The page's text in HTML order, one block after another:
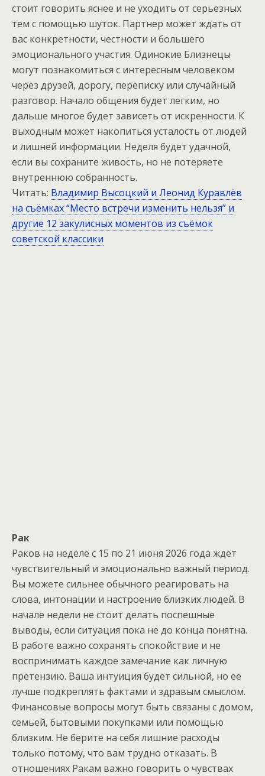
стоит говорить яснее и не уходить от серьезных
тем с помощью шуток. Партнер может ждать от
вас конкретности, честности и большего
эмоционального участия. Одинокие Близнецы
могут познакомиться с интересным человеком
через друзей, дорогу, переписку или случайный
разговор. Начало общения будет легким, но
дальше многое будет зависеть от искренности. К
выходным может накопиться усталость от людей
и лишней информации. Неделя будет удачной,
если вы сохраните живость, но не потеряете
внутреннюю собранность.
Читать: Владимир Высоцкий и Леонид Куравлёв
на съёмках “Место встречи изменить нельзя” и
другие 12 закулисных моментов из съёмок
советской классики
Рак
Раков на неделе с 15 по 21 июня 2026 года ждет
чувствительный и эмоционально важный период.
Вы можете сильнее обычного реагировать на
слова, интонации и настроение близких людей. В
начале недели не стоит делать поспешные
выводы, если ситуация пока не до конца понятна.
В работе важно сохранять спокойствие и не
воспринимать каждое замечание как личную
претензию. Ваша интуиция будет сильной, но ее
лучше подкреплять фактами и здравым смыслом.
Финансовые вопросы могут быть связаны с домом,
семьей, бытовыми покупками или помощью
близким. Не берите на себя лишние расходы
только потому, что вам трудно отказать. В
отношениях Ракам важно говорить о чувствах